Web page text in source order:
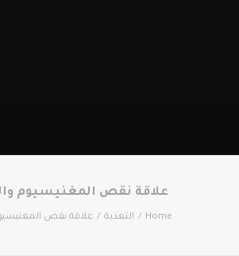
علاقة نقص المغنيسيوم
Home التغذية علاقة نقص